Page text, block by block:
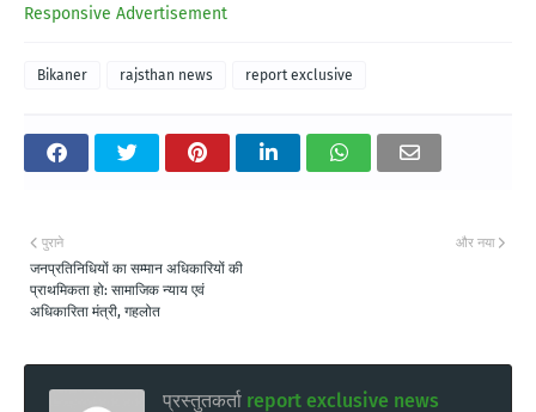
Responsive Advertisement
Bikaner rajsthan news report exclusive
और नया
पुराने
जनप्रतिनिधियों का सम्मान अधिकारियों की
प्राथमिकता हो: सामाजिक न्याय एवं
अधिकारिता मंत्री, गहलोत
प्रस्तुतकर्ता report exclusive news